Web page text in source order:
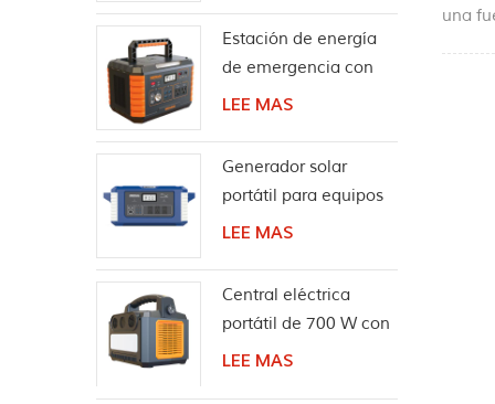
una
Estación de energía
de emergencia con
batería de litio para
LEE MAS
Generador solar
portátil para equipos
de energía al aire
LEE MAS
Central eléctrica
portátil de 700 W con
altavoz inalámbrico
LEE MAS